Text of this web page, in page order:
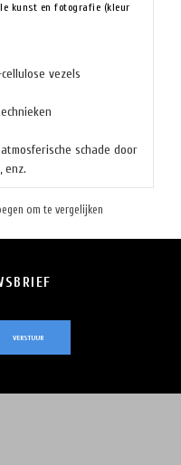
kunst en fotografie (kleur
vezels
schade door
enz.
om te vergelijken
VERSTUUR